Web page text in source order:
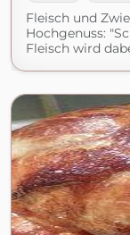
Fleisch und
Hochgenuss:
Fleisch wird